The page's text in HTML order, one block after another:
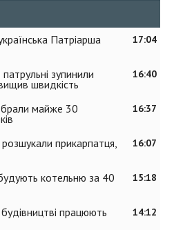
17:04
Патріарша
16:40
зупинили
швидкість
16:37
майже 30
16:07
прикарпатця,
15:18
котельню за 40
14:12
працюють